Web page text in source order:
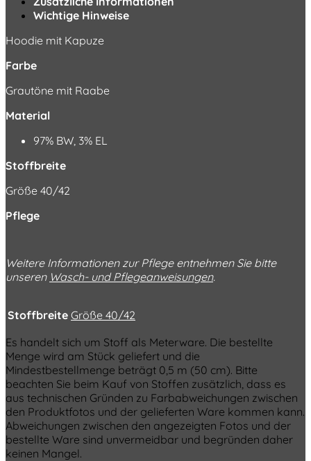
Wichtige Hinweise
Hoodie mit Kapuze
Farbe
Grautöne mit Raabe
Material
97% BW, 3% EL
Stoffbreite
Größe 40/42
Pflege
Weitere Informationen zur Pflege entnehmen Sie bitte
unseren Wasch- und Pflegeanweisungen.
Stoffbreite Größe 40/42
Es handelt sich um Stoff als Meterware. Die bestellte
Menge wird am Stück geliefert und die
Mindestbestellmenge beträgt 0,5 m (50 cm). Bitte
beachten Sie beim Kauf von Stoffen zusätzlich, dass es
aus technischen Gründen zu Farbabweichungen zwischen
den Produktfotos und der gelieferten Ware kommen kann.
Abweichungen zwischen den angezeigten Fotos und der
bestellte Ware sind unvermeidbar und begründen daher
keinen Mangel.